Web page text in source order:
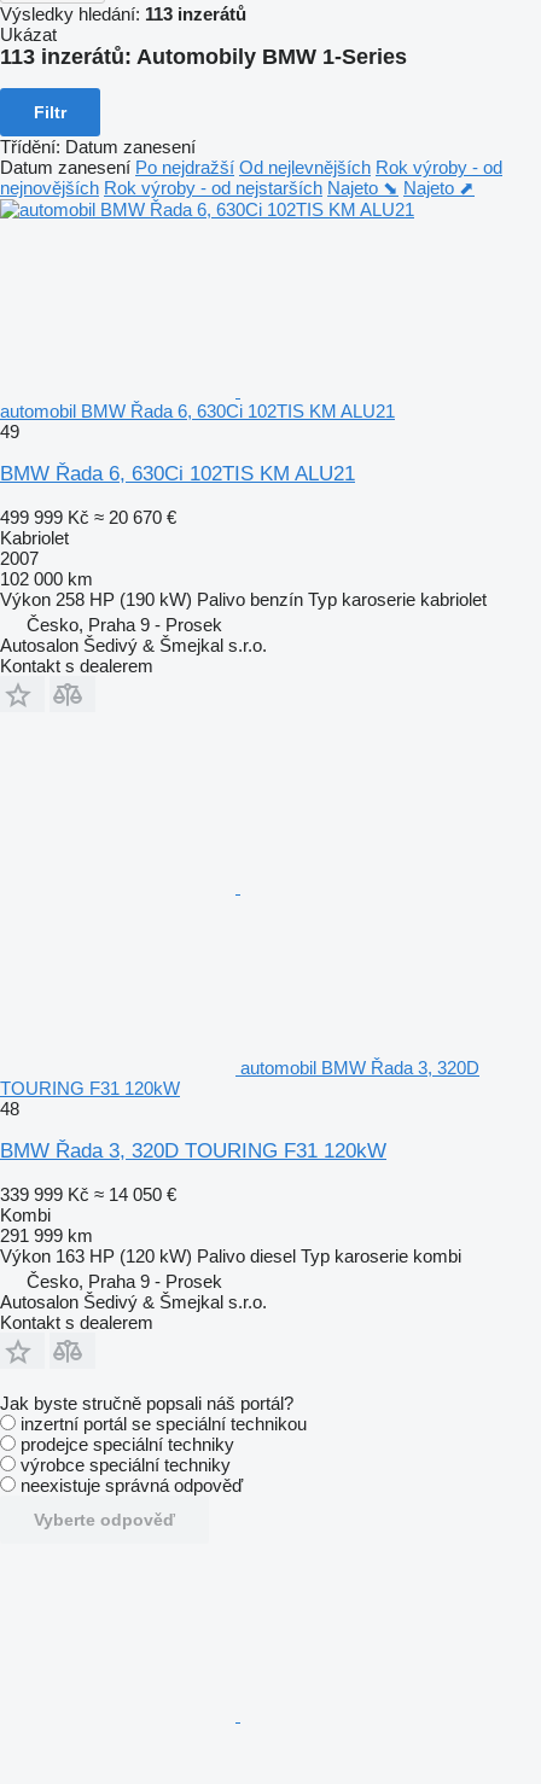
Výsledky hledání: 113 inzerátů
Ukázat
113 inzerátů: Automobily BMW 1-Series
Filtr
Třídění: Datum zanesení
Datum zanesení Po nejdražší Od nejlevnějších Rok výroby - od
nejnovějších Rok výroby - od nejstarších Najeto ⬊ Najeto ⬈
automobil BMW Řada 6, 630Ci 102TIS KM ALU21
49
BMW Řada 6, 630Ci 102TIS KM ALU21
499 999 Kč ≈ 20 670 €
Kabriolet
2007
102 000 km
Výkon 258 HP (190 kW) Palivo benzín Typ karoserie kabriolet
Česko, Praha 9 - Prosek
Autosalon Šedivý & Šmejkal s.r.o.
Kontakt s dealerem
automobil BMW Řada 3, 320D
TOURING F31 120kW
48
BMW Řada 3, 320D TOURING F31 120kW
339 999 Kč ≈ 14 050 €
Kombi
291 999 km
Výkon 163 HP (120 kW) Palivo diesel Typ karoserie kombi
Česko, Praha 9 - Prosek
Autosalon Šedivý & Šmejkal s.r.o.
Kontakt s dealerem
Jak byste stručně popsali náš portál?
inzertní portál se speciální technikou
prodejce speciální techniky
výrobce speciální techniky
neexistuje správná odpověď
Vyberte odpověď